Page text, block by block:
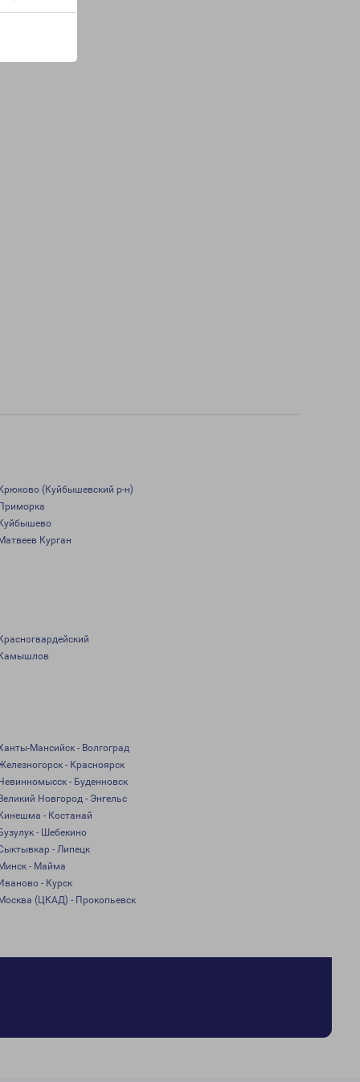
(Куйбышевский р-н)
Курган
Мансийск - Волгоград
- Красноярск
- Буденновск
Новгород - Энгельс
- Костанай
- Шебекино
- Липецк
- Майма
- Курск
(ЦКАД) - Прокопьевск